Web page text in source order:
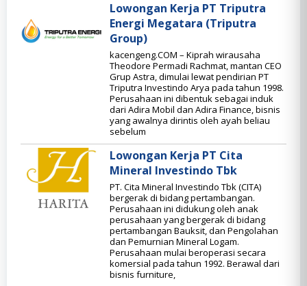
Lowongan Kerja PT Triputra
Energi Megatara (Triputra
Group)
kacengeng.COM – Kiprah wirausaha
Theodore Permadi Rachmat, mantan CEO
Grup Astra, dimulai lewat pendirian PT
Triputra Investindo Arya pada tahun 1998.
Perusahaan ini dibentuk sebagai induk
dari Adira Mobil dan Adira Finance, bisnis
yang awalnya dirintis oleh ayah beliau
sebelum
Lowongan Kerja PT Cita
Mineral Investindo Tbk
PT. Cita Mineral Investindo Tbk (CITA)
bergerak di bidang pertambangan.
Perusahaan ini didukung oleh anak
perusahaan yang bergerak di bidang
pertambangan Bauksit, dan Pengolahan
dan Pemurnian Mineral Logam.
Perusahaan mulai beroperasi secara
komersial pada tahun 1992. Berawal dari
bisnis furniture,